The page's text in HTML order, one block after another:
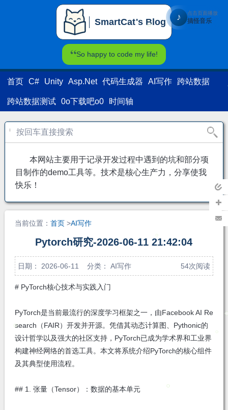
返回
主页
加关
SmartCat's Blog
SmartCat's Blog
So happy to code my life!
首页 C# Unity Asp.Net 代码生成器 AI写作 跨站数据
跨站数据测试 0o下载吧o0 时间轴
本网站主要用于记录开发过程中遇到的坑和部分项
目制作的demo工具等。技术是核心生产力，分享使我
快乐！
当前位置： 首页>AI写作
Pytorch研究-2026-06-11 21:42:04
日期： 2026-06-11 分类： AI写作 54次阅读
# PyTorch核心技术与实践入门
PyTorch是当前最流行的深度学习框架之一，由Facebook AI Re
search（FAIR）开发并开源。凭借其动态计算图、Pythonic的
设计哲学以及强大的社区支持，PyTorch已成为学术界和工业界
构建神经网络的首选工具。本文将系统介绍PyTorch的核心组件
及其典型使用流程。
## 1. 张量（Tensor）：数据的基本单元
♪ 点击页面播放
搞怪音乐